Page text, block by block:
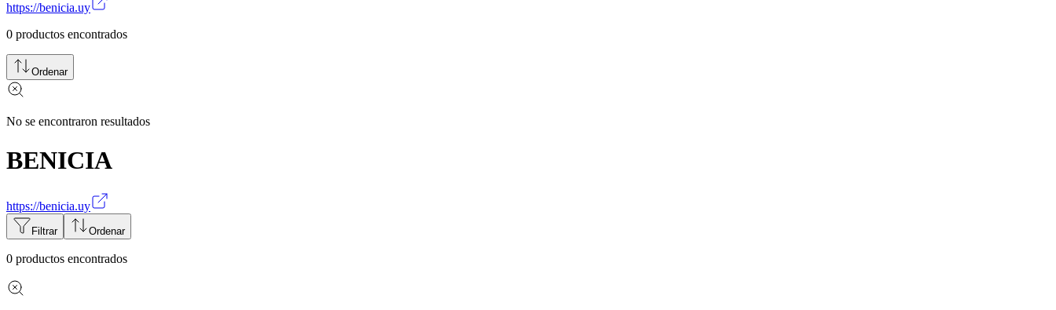
https://benicia.uy
0 productos encontrados
Ordenar
No se encontraron resultados
BENICIA
https://benicia.uy
Filtrar Ordenar
0 productos encontrados